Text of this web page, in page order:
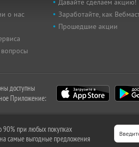
о нас
Давайте сделаем акцию!
Заработайте, как
Прошедшие акции
доступны
Приложение:
90% при любых покупках
самые выгодные предложения